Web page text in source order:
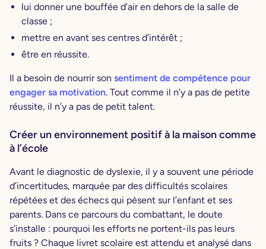
lui donner une bouffée d’air en dehors de la salle de
classe ;
mettre en avant ses centres d’intérêt ;
être en réussite.
Il a besoin de nourrir son sentiment de compétence pour
engager sa motivation. Tout comme il n’y a pas de petite
réussite, il n’y a pas de petit talent.
Créer un environnement positif à la maison comme
à l’école
Avant le diagnostic de dyslexie, il y a souvent une période
d’incertitudes, marquée par des difficultés scolaires
répétées et des échecs qui pèsent sur l’enfant et ses
parents. Dans ce parcours du combattant, le doute
s’installe : pourquoi les efforts ne portent-ils pas leurs
fruits ? Chaque livret scolaire est attendu et analysé dans